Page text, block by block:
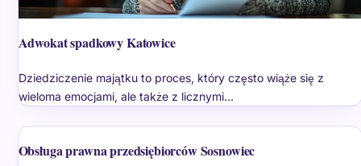
Adwokat spadkowy Katowice
Dziedziczenie majątku to proces, który często wiąże się z
wieloma emocjami, ale także z licznymi…
Obsługa prawna przedsiębiorców Sosnowiec